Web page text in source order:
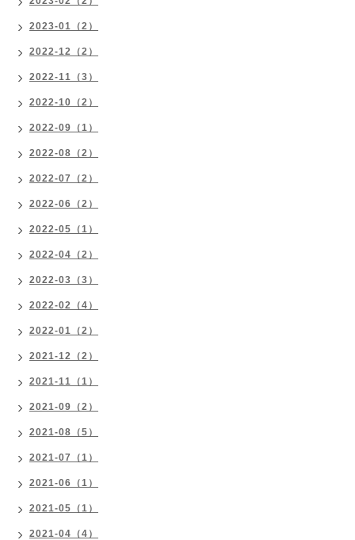
2023-01（2）
2022-12（2）
2022-11（3）
2022-10（2）
2022-09（1）
2022-08（2）
2022-07（2）
2022-06（2）
2022-05（1）
2022-04（2）
2022-03（3）
2022-02（4）
2022-01（2）
2021-12（2）
2021-11（1）
2021-09（2）
2021-08（5）
2021-07（1）
2021-06（1）
2021-05（1）
2021-04（4）